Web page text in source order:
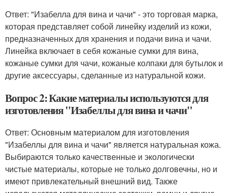
Ответ: "Изабелла для вина и чачи" - это торговая марка,
которая представляет собой линейку изделий из кожи,
предназначенных для хранения и подачи вина и чачи.
Линейка включает в себя кожаные сумки для вина,
кожаные сумки для чачи, кожаные колпаки для бутылок и
другие аксессуары, сделанные из натуральной кожи.
Вопрос 2: Какие материалы используются для
изготовления "Изабеллы для вина и чачи"
Ответ: Основным материалом для изготовления
"Изабеллы для вина и чачи" является натуральная кожа.
Выбираются только качественные и экологически
чистые материалы, которые не только долговечны, но и
имеют привлекательный внешний вид. Также